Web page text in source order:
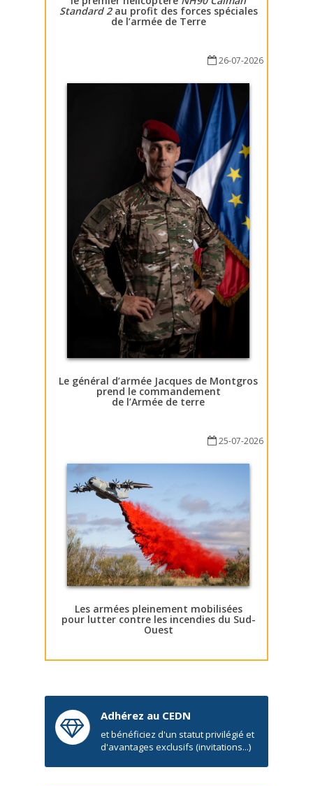
Standard 2au profit des forces spéciales
de l’armée de Terre
26-07-2026
Le général d’armée Jacques de Montgros
prend le commandement
de l’Armée de terre
25-07-2026
Les armées pleinement mobilisées
pour lutter contre les incendies du Sud-
Ouest
Adhérez au CEDN
et bénéficiez d'un statut privilégié et
d'avantages exclusifs (invitations...)